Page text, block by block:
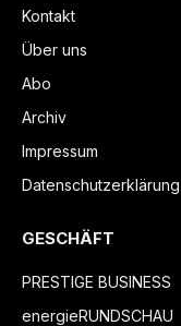
Kontakt
Über uns
Abo
Archiv
Impressum
Datenschutzerklärung
GESCHÄFT
PRESTIGE BUSINESS
energieRUNDSCHAU